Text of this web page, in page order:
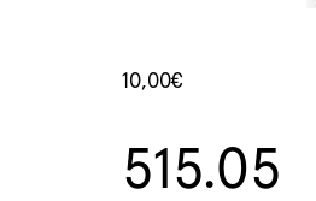
515.05
10,00€